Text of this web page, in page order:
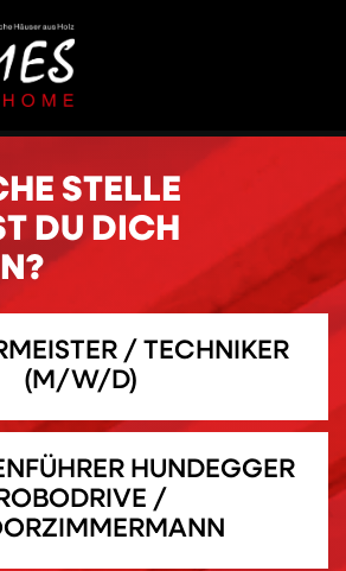
STELLE
DU DICH
/ TECHNIKER
(M/W/D)
HUNDEGGER
/